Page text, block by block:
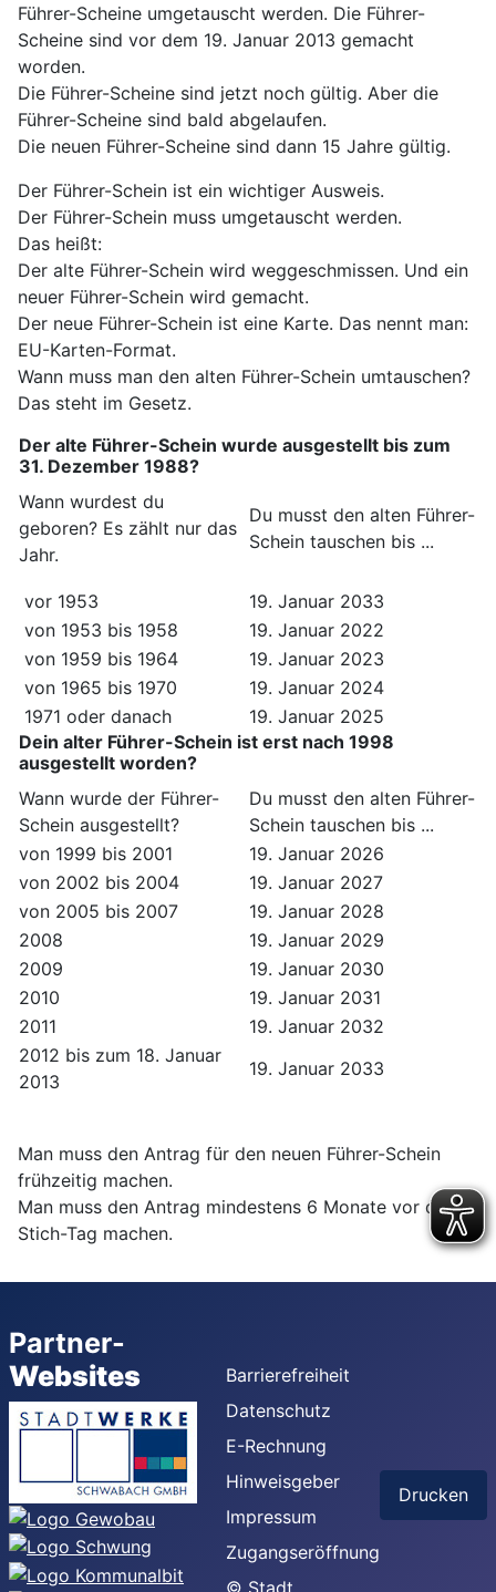
Führer-Scheine umgetauscht werden. Die Führer-
Scheine sind vor dem 19. Januar 2013 gemacht
worden.
Die Führer-Scheine sind jetzt noch gültig. Aber die
Führer-Scheine sind bald abgelaufen.
Die neuen Führer-Scheine sind dann 15 Jahre gültig.
Der Führer-Schein ist ein wichtiger Ausweis.
Der Führer-Schein muss umgetauscht werden.
Das heißt:
Der alte Führer-Schein wird weggeschmissen. Und ein
neuer Führer-Schein wird gemacht.
Der neue Führer-Schein ist eine Karte. Das nennt man:
EU-Karten-Format.
Wann muss man den alten Führer-Schein umtauschen?
Das steht im Gesetz.
Der alte Führer-Schein wurde ausgestellt bis zum
31. Dezember 1988?
Wann wurdest du
geboren? Es zählt nur das
Jahr.
Du musst den alten Führer-
Schein tauschen bis ...
vor 1953
19. Januar 2033
von 1953 bis 1958
19. Januar 2022
von 1959 bis 1964
19. Januar 2023
von 1965 bis 1970
19. Januar 2024
1971 oder danach
19. Januar 2025
Dein alter Führer-Schein ist erst nach 1998
ausgestellt worden?
Wann wurde der Führer-
Schein ausgestellt?
Du musst den alten Führer-
Schein tauschen bis ...
von 1999 bis 2001
19. Januar 2026
von 2002 bis 2004
19. Januar 2027
von 2005 bis 2007
19. Januar 2028
2008
19. Januar 2029
2009
19. Januar 2030
2010
19. Januar 2031
2011
19. Januar 2032
2012 bis zum 18. Januar
2013
19. Januar 2033
Man muss den Antrag für den neuen Führer-Schein
frühzeitig machen.
Man muss den Antrag mindestens 6 Monate vor dem
Stich-Tag machen.
Partner-
Websites
Barrierefreiheit
Datenschutz
E-Rechnung
Hinweisgeber
Impressum
Zugangseröffnung
Drucken